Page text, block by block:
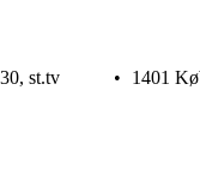
st.tv • 1401